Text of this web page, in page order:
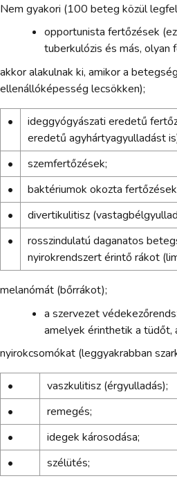
Nem gyakori (100 beteg közül
opportunista fertőzések
tuberkulózis és más, olyan
akkor alakulnak ki, amikor a
ellenállóképesség lecsökken);
•
ideggyógyászati eredetű
eredetű agyhártyagyulladást
•
szemfertőzések;
•
baktériumok okozta
•
divertikulitisz
•
rosszindulatú daganatos
nyirokrendszert érintő rákot
melanómát (bőrrákot);
a szervezet
amelyek érinthetik a tüdőt,
nyirokcsomókat (leggyakrabban
•
vaszkulitisz (érgyulladás);
•
remegés;
•
idegek károsodása;
•
szélütés;